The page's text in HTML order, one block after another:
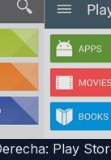
Play